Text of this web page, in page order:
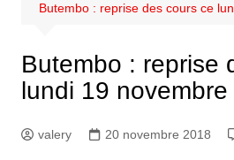
Butembo : reprise des cours ce
Butembo : reprise
lundi 19 novembre
valery 20 novembre 2018